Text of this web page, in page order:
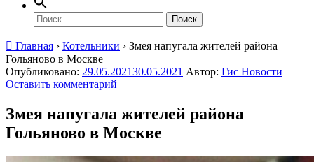
Найти:
Главная › Котельники › Змея напугала жителей района
Гольяново в Москве
Опубликовано: 29.05.202130.05.2021 Автор: Гис Новости —
Оставить комментарий
Змея напугала жителей района
Гольяново в Москве